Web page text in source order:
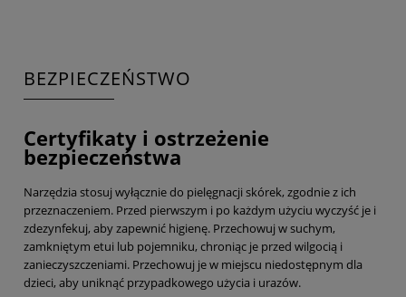
BEZPIECZEŃSTWO
Certyfikaty i ostrzeżenie
bezpieczeństwa
Narzędzia stosuj wyłącznie do pielęgnacji skórek, zgodnie z ich
przeznaczeniem. Przed pierwszym i po każdym użyciu wyczyść je i
zdezynfekuj, aby zapewnić higienę. Przechowuj w suchym,
zamkniętym etui lub pojemniku, chroniąc je przed wilgocią i
zanieczyszczeniami. Przechowuj je w miejscu niedostępnym dla
dzieci, aby uniknąć przypadkowego użycia i urazów.